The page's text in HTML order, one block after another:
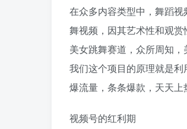
在众多内容类型中，舞蹈
舞视频，因其艺术性和观赏
美女跳舞赛道，众所周知
我们这个项目的原理就是
爆流量，条条爆款，天天上
视频号的红利期